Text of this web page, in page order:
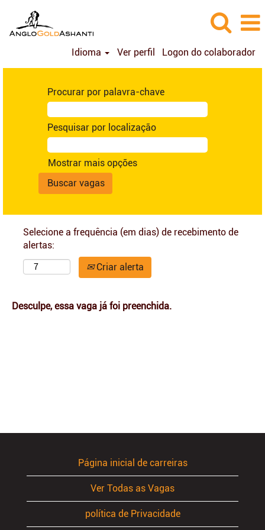
Idioma Ver perfil Logon do colaborador
Procurar por palavra-chave
Pesquisar por localização
Mostrar mais opções
Selecione a frequência (em dias) de recebimento de
alertas:
Criar alerta
Desculpe, essa vaga já foi preenchida.
Página inicial de carreiras
Ver Todas as Vagas
política de Privacidade